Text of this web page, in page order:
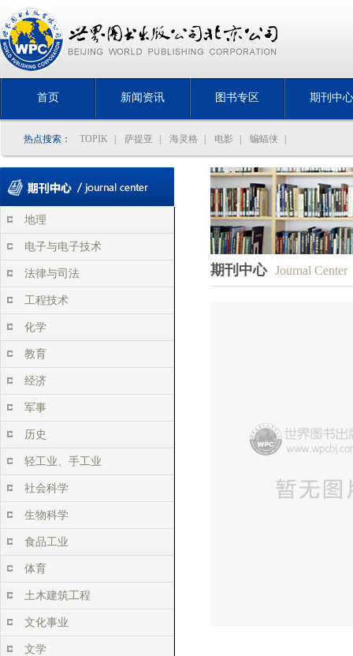
首页 新闻资讯 图书专区 期刊中心
热点搜索： TOPIK 萨提亚 海灵格 电影 蝙蝠侠
地理
电子与电子技术
法律与司法
工程技术
化学
教育
经济
军事
历史
轻工业、手工业
社会科学
生物科学
食品工业
体育
土木建筑工程
文化事业
文学
期刊中心 Journal Center